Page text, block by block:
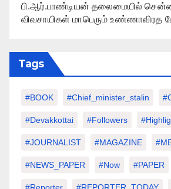
பி.ஆர்.பாண்டியன் தலைமையில்
விவசாயிகள் மாபெரும் உண்ணாவிரத
Tags
#BOOK #chief_minister_stalin
#devakkottai #followers
#JOURNALIST #MAGAZINE
#NEWS_PAPER #Now #PAPER